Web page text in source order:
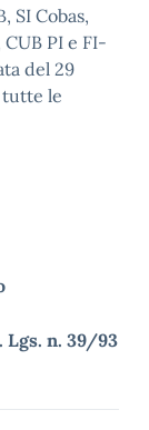
SI Cobas,
CUB PI e FI-
del 29
tutte le
Lgs. n. 39/93